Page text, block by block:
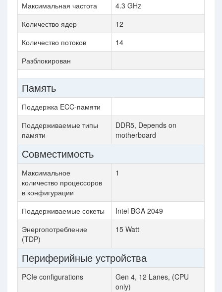
Максимальная частота
4.3 GHz
Количество ядер
12
Количество потоков
14
Разблокирован
Память
Поддержка ECC-памяти
Поддерживаемые типы
памяти
DDR5, Depends on
motherboard
Совместимость
Максимальное
количество процессоров
в конфигурации
1
Поддерживаемые сокеты
Intel BGA 2049
Энергопотребление
(TDP)
15 Watt
Периферийные устройства
PCIe configurations
Gen 4, 12 Lanes, (CPU
only)